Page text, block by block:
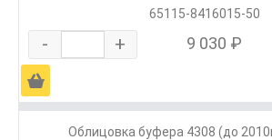
65115-8416015-50
- + 9 030 ₽
Ä
Облицовка буфера 4308 (до